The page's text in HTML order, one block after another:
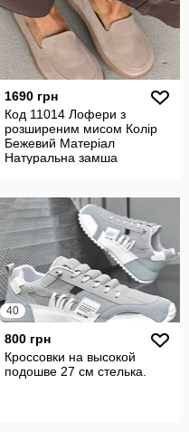
1690 грн
Код 11014 Лофери з
розширеним мисом Колір
Бежевий Матеріал
Натуральна замша
40
800 грн
Кроссовки на высокой
подошве 27 см стелька.